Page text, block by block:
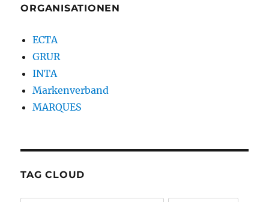
ORGANISATIONEN
ECTA
GRUR
INTA
Markenverband
MARQUES
TAG CLOUD